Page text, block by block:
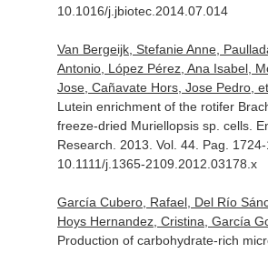
10.1016/j.jbiotec.2014.07.014
Van Bergeijk, Stefanie Anne,
Antonio, López Pérez, Ana Isabel,
Jose, Cañavate Hors, Jose Pedro,
Lutein enrichment of the rotifer
freeze-dried Muriellopsis sp. cells.
Research . 2013. Vol. 44. Pag. 1724-
10.1111/j.1365-2109.2012.03178.x
García Cubero, Rafael, Del Río
Hoys Hernandez, Cristina, García
Production of carbohydrate-rich